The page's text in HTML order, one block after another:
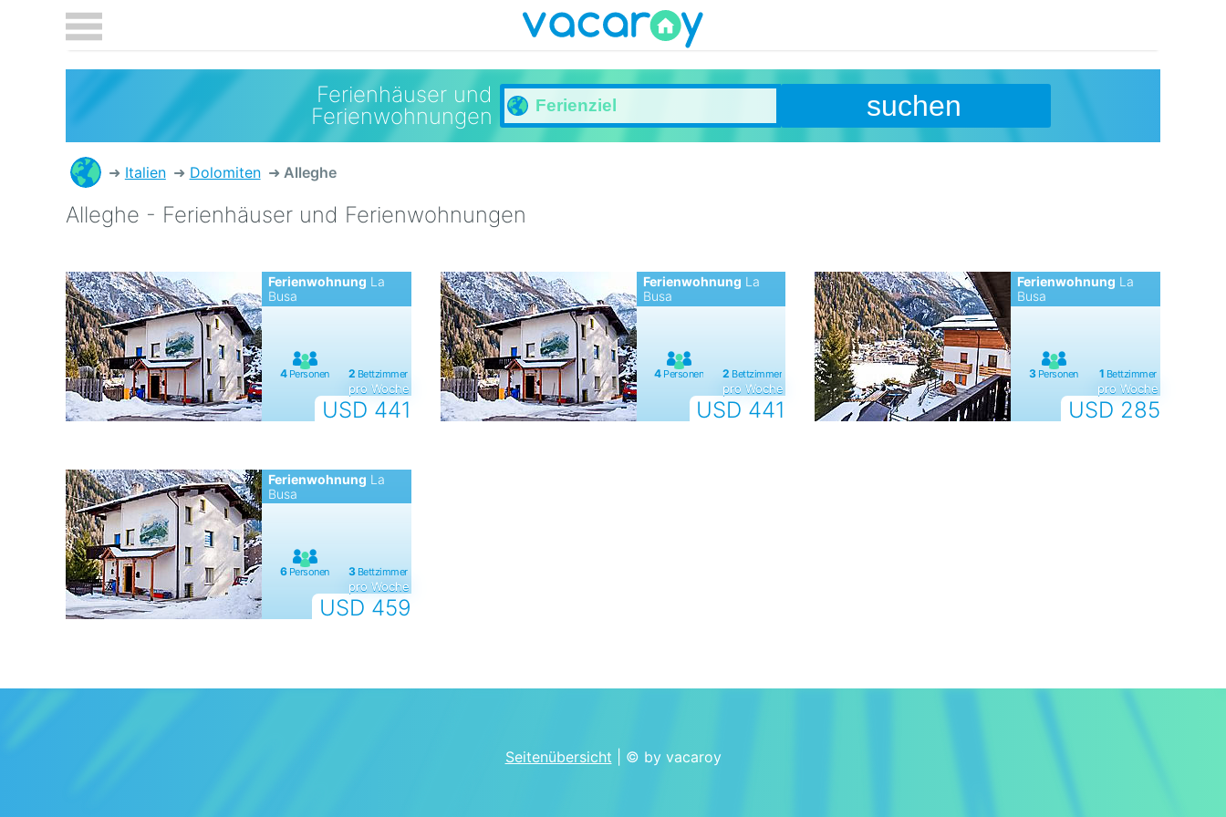
Ferienhäuser und
Ferienwohnungen
suchen
Italien Dolomiten Alleghe
Alleghe - Ferienhäuser und Ferienwohnungen
Ferienwohnung La
Busa
USD 441
pro Woche
Ferienwohnung La
Busa
USD 441
pro Woche
Ferienwohnung La
Busa
USD 285
pro Woche
Ferienwohnung La
Busa
USD 459
pro Woche
Seitenübersicht | © by vacaroy